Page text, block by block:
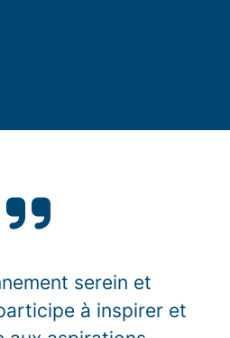
serein et
à inspirer et